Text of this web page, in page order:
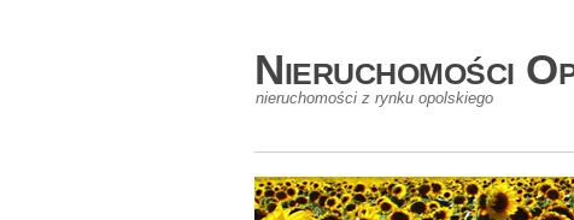
Nieruchomości
nieruchomości z rynku opolskiego